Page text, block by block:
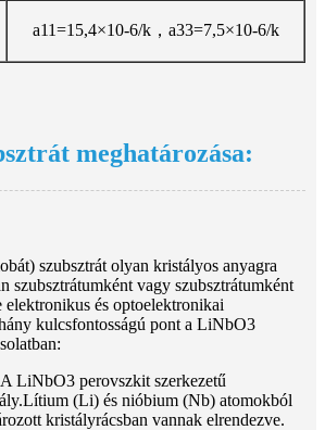
a11=15,4×10-6/k，a33=7,5×10-6/k
meghatározása:
szubsztrát olyan kristályos anyagra
szubsztrátumként vagy szubsztrátumként
elektronikus és optoelektronikai
kulcsfontosságú pont a LiNbO3
LiNbO3 perovszkit szerkezetű
(Li) és nióbium (Nb) atomokból
kristályrácsban vannak elrendezve.